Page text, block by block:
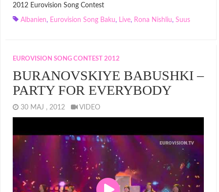
2012 Eurovision Song Contest
Albanien, Eurovision Song Baku, Live, Rona Nishliu, Suus
EUROVISION SONG CONTEST 2012
BURANOVSKIYE BABUSHKI –
PARTY FOR EVERYBODY
30 MAJ , 2012 VIDEO